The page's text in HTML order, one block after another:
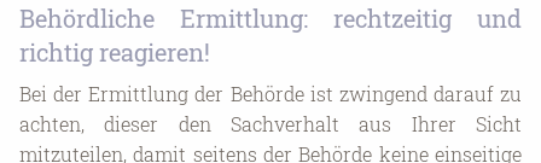
Behördliche Ermittlung: rechtzeitig und
richtig reagieren!
Bei der Ermittlung der Behörde ist zwingend darauf zu
achten, dieser den Sachverhalt aus Ihrer Sicht
mitzuteilen, damit seitens der Behörde keine einseitige